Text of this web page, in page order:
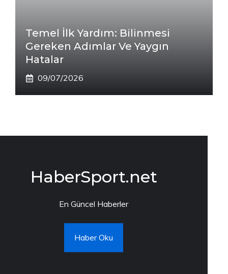
Temel İlk Yardım: Bilinmesi
Gereken Adımlar Ve Yaygın
Hatalar
09/07/2026
HaberSport.net
En Güncel Haberler
Haber Oku